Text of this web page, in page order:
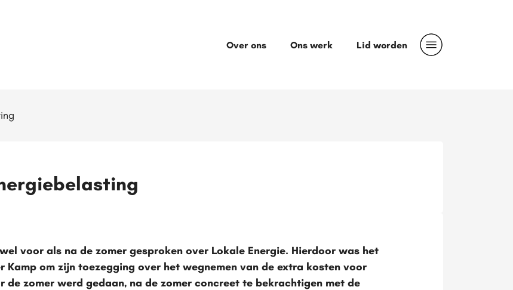
Over ons Ons werk Lid worden
voor als na de zomer gesproken over Lokale Energie. Hierdoor was het
om zijn toezegging over het wegnemen van de extra kosten voor
de zomer werd gedaan, na de zomer concreet te bekrachtigen met de